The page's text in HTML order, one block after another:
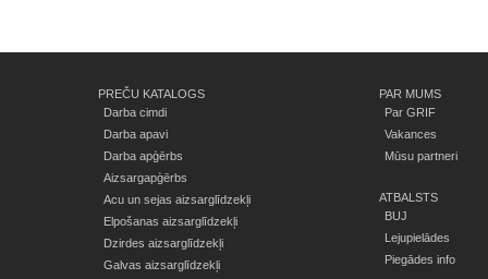
PREČU KATALOGS
Darba cimdi
Darba apavi
Darba apģērbs
Aizsargapģērbs
Acu un sejas aizsarglīdzekļi
Elpošanas aizsarglīdzekļi
Dzirdes aizsarglīdzekļi
Galvas aizsarglīdzekļi
PAR MUMS
Par GRIF
Vakances
Mūsu partneri
ATBALSTS
BUJ
Lejupielādes
Piegādes info